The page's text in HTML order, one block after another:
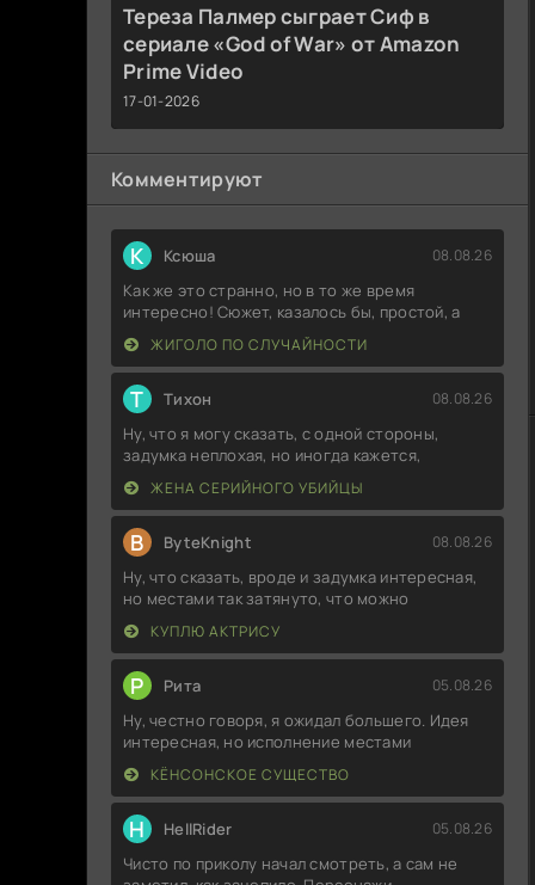
Тереза Палмер сыграет Сиф в
сериале «God of War» от Amazon
Prime Video
17-01-2026
Комментируют
К Ксюша 08.08.26
Как же это странно, но в то же время
интересно! Сюжет, казалось бы, простой, а
ЖИГОЛО ПО СЛУЧАЙНОСТИ
Т Тихон 08.08.26
Ну, что я могу сказать, с одной стороны,
задумка неплохая, но иногда кажется,
ЖЕНА СЕРИЙНОГО УБИЙЦЫ
B ByteKnight 08.08.26
Ну, что сказать, вроде и задумка интересная,
но местами так затянуто, что можно
КУПЛЮ АКТРИСУ
Р Рита 05.08.26
Ну, честно говоря, я ожидал большего. Идея
интересная, но исполнение местами
КЁНСОНСКОЕ СУЩЕСТВО
H HellRider 05.08.26
Чисто по приколу начал смотреть, а сам не